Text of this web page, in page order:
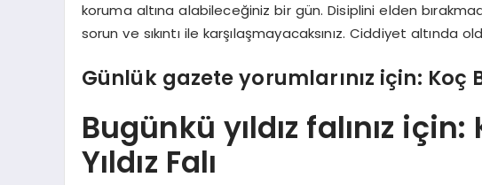
koruma altına alabileceğiniz bir gün. Disiplini elden
sorun ve sıkıntı ile karşılaşmayacaksınız. Ciddiyet
Günlük gazete yorumlarınız için: Koç
Bugünkü yıldız falınız
Yıldız Falı